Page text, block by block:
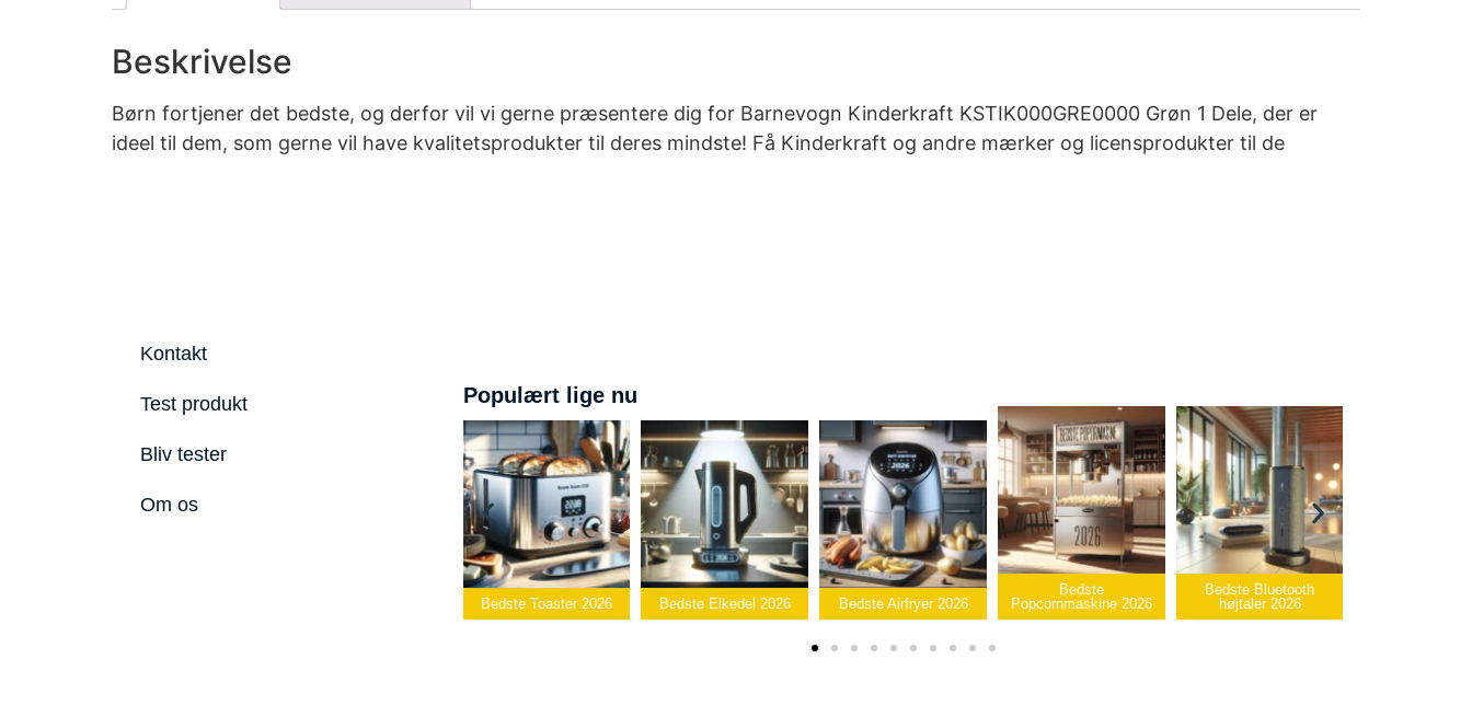
Beskrivelse
Børn fortjener det bedste, og derfor vil vi gerne præsentere dig for Barnevogn Kinderkraft KSTIK000GRE0000 Grøn 1 Dele, der er
ideel til dem, som gerne vil have kvalitetsprodukter til deres mindste! Få Kinderkraft og andre mærker og licensprodukter til de
Kontakt
Test produkt
Bliv tester
Om os
Populært lige nu
Bedste Toaster 2026 Bedste Elkedel 2026 Bedste Airfryer 2026
Bedste
Popcornmaskine 2026
Bedste Bluetooth
højtaler 2026
Bedste infrarøde
varmepude 2026